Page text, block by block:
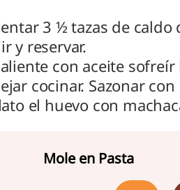
3 ½ tazas de
y reservar.
con aceite
cocinar. Sazonar
el huevo con
Mole en Pasta